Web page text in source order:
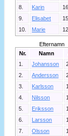
8.
Karin
9.
Elisabet
10.
Marie
Efternamn
Nr.
Namn
1.
Johansson
2.
Andersson
3.
Karlsson
4.
Nilsson
5.
Eriksson
6.
Larsson
7.
Olsson